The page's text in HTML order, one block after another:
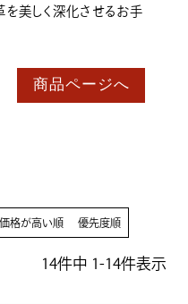
美しく深化させるお手
商品ページへ
価格が高い順 優先度順
14件中 1-14件表示